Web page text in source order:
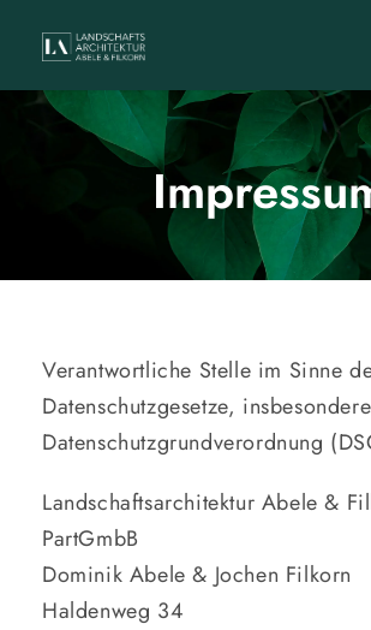
Verantwortliche Stelle im Sinne
Datenschutzgesetze,
Datenschutzgrundverordnung
Landschaftsarchitektur Abele &
PartGmbB
Dominik Abele & Jochen Filkorn
Haldenweg 34